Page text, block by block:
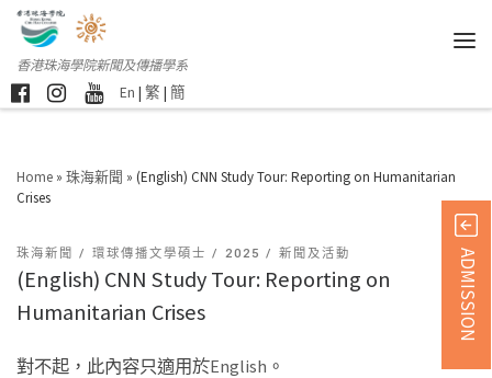
香港珠海學院新聞及傳播學系
En | 繁 | 簡
Home » 珠海新聞 » (English) CNN Study Tour: Reporting on Humanitarian
Crises
珠海新聞 環球傳播文學碩士 2025 新聞及活動
(English) CNN Study Tour: Reporting on
Humanitarian Crises
對不起，此內容只適用於English 。
ADMISSION